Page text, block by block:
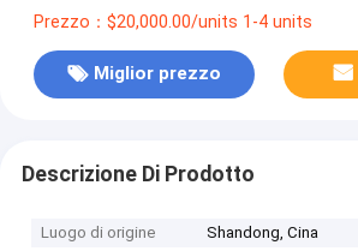
Prezzo：$20,000.00/units 1-4 units
Miglior prezzo
Descrizione Di Prodotto
Luogo di origine
Shandong, Cina